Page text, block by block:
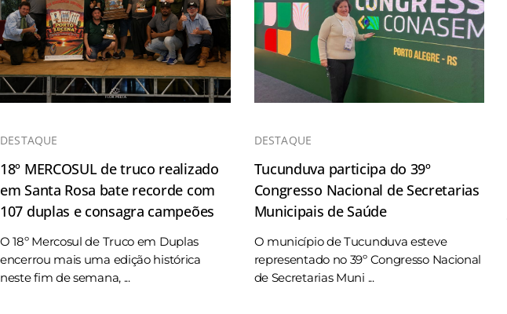
DESTAQUE
18º MERCOSUL de truco realizado
em Santa Rosa bate recorde com
107 duplas e consagra campeões
O 18º Mercosul de Truco em Duplas
encerrou mais uma edição histórica
neste fim de semana, ...
DESTAQUE
Tucunduva participa do 39º
Congresso Nacional de Secretarias
Municipais de Saúde
O município de Tucunduva esteve
representado no 39º Congresso Nacional
de Secretarias Muni ...